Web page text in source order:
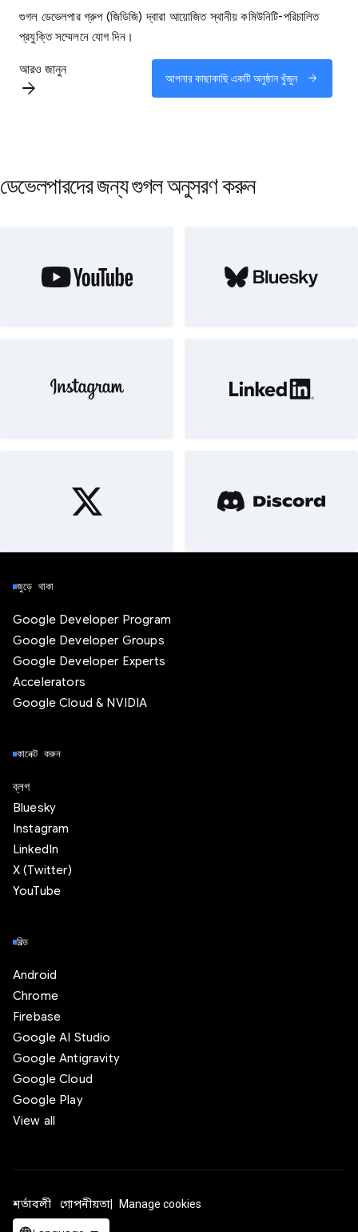
আপনার কাছাকাছি একটি অনুষ্ঠান খুঁজুন arrow_forward
গুগল ডেভেলপার গ্রুপ (জিডিজি) দ্বারা আয়োজিত স্থানীয় কমিউনিটি-পরিচালিত
প্রযুক্তি সম্মেলনে যোগ দিন।
আরও জানুন
arrow_forward
ডেভেলপারদের জন্য গুগল অনুসরণ করুন
জুড়ে থাকা
Google Developer Program
Google Developer Groups
Google Developer Experts
Accelerators
Google Cloud & NVIDIA
কানেক্ট করুন
ব্লগ
Bluesky
Instagram
LinkedIn
X (Twitter)
YouTube
বিল্ড
Android
Chrome
Firebase
Google AI Studio
Google Antigravity
Google Cloud
Google Play
View all
শর্তাবলী গোপনীয়তা Manage cookies